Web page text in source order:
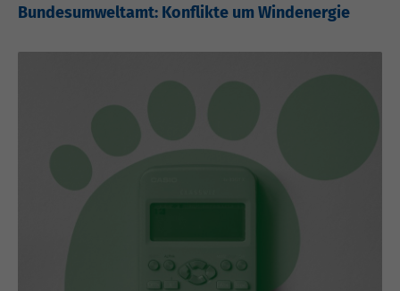
Bundesumweltamt: Konflikte um Windenergie